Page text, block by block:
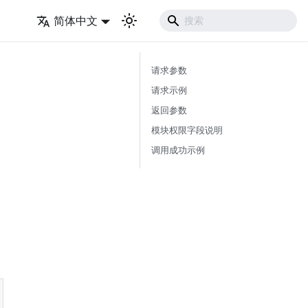
简体中文
请求参数
请求示例
返回参数
模块权限字段说明
调用成功示例